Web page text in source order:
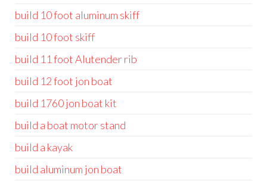
build 10 foot aluminum skiff
build 10 foot skiff
build 11 foot Alutender rib
build 12 foot jon boat
build 1760 jon boat kit
build a boat motor stand
build a kayak
build aluminum jon boat